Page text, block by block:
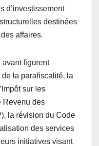
d’investissement
destinées
affaires.
avant figurent
la parafiscalité, la
sur les
Revenu des
la révision du Code
des services
initiatives visant